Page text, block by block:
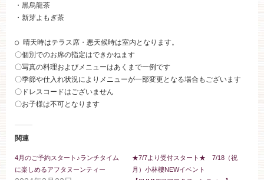
おもてなし
お客様とのご縁
お約束 フォトギャラリー
・黒烏龍茶
・新芽よもぎ茶
○ 晴天時はテラス席・悪天候時は室内となります。
〇個別でのお席の指定はできかねます
〇写真の料理およびメニューはあくまで一例です
〇季節や仕入れ状況によりメニューが一部変更となる場合もございます
〇ドレスコードはございません
〇お子様は不可となります
関連
4月のご予約スタート♪ランチタイム
に楽しめるアフタヌーンティー
★7/7より受付スタート★ 7/18（祝
月）小林樓NEWイベント